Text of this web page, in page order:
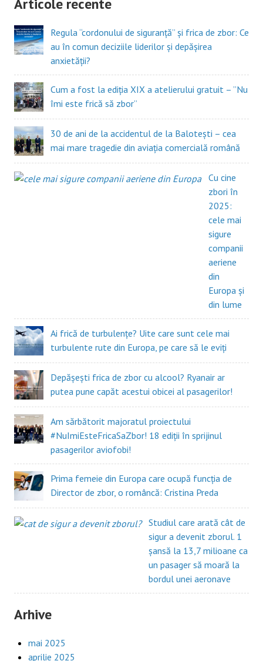
Articole recente
Regula “cordonului de siguranță” și frica de zbor: Ce
au în comun deciziile liderilor și depășirea
anxietății?
Cum a fost la ediția XIX a atelierului gratuit – ”Nu
îmi este frică să zbor”
30 de ani de la accidentul de la Balotești – cea
mai mare tragedie din aviația comercială română
Cu cine
zbori în
2025:
cele mai
sigure
companii
aeriene
din
Europa și
din lume
Ai frică de turbulențe? Uite care sunt cele mai
turbulente rute din Europa, pe care să le eviți
Depășești frica de zbor cu alcool? Ryanair ar
putea pune capăt acestui obicei al pasagerilor!
Am sărbătorit majoratul proiectului
#NuImiEsteFricaSaZbor! 18 ediții în sprijinul
pasagerilor aviofobi!
Prima femeie din Europa care ocupă funcția de
Director de zbor, o româncă: Cristina Preda
Studiul care arată cât de
sigur a devenit zborul. 1
șansă la 13,7 milioane ca
un pasager să moară la
bordul unei aeronave
Arhive
mai 2025
aprilie 2025